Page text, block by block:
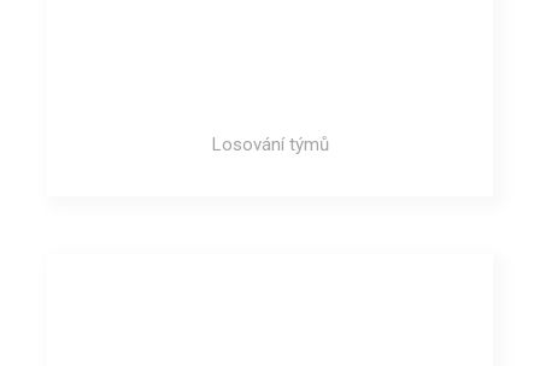
Losování týmů